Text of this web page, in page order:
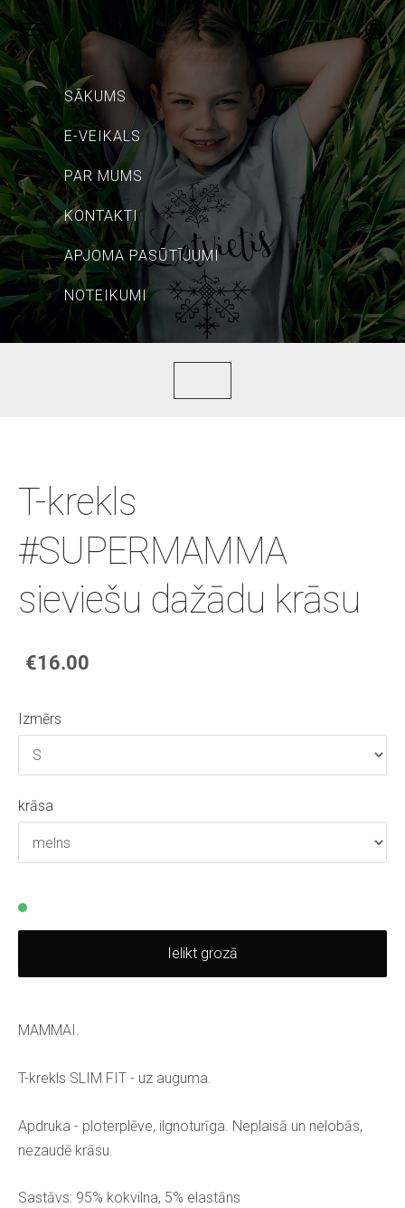
SĀKUMS
E-VEIKALS
PAR MUMS
KONTAKTI
APJOMA PASŪTĪJUMI
NOTEIKUMI
T-krekls
#SUPERMAMMA
sieviešu dažādu krāsu
€16.00
Izmērs
krāsa
Ielikt grozā
MAMMAI.
T-krekls SLIM FIT - uz auguma.
Apdruka - ploterplēve, ilgnoturīga. Neplaisā un nelobās,
nezaudē krāsu.
Sastāvs: 95% kokvilna, 5% elastāns